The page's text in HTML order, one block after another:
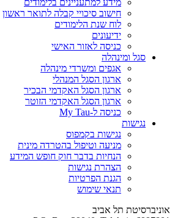
חישוב סיכויי קבלה לתואר ראשון
לוח שנת הלימודים
ידיעונים
כניסה לאזור האישי
סגל ומינהלה
אגפים ומשרדי מינהלה
ארגון הסגל המנהלי
ארגון הסגל האקדמי הבכיר
ארגון הסגל האקדמי הזוטר
כניסה ל-My Tau
נגישות
נגישות בקמפוס
מניעה וטיפול בהטרדה מינית
הנחיות בדבר חוק חופש המידע
הצהרת נגישות
הגנת הפרטיות
תנאי שימוש
אוניברסיטת תל אביב